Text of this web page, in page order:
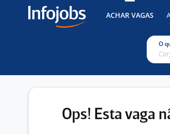
ACHAR VAGAS
O
Ops! Esta vaga